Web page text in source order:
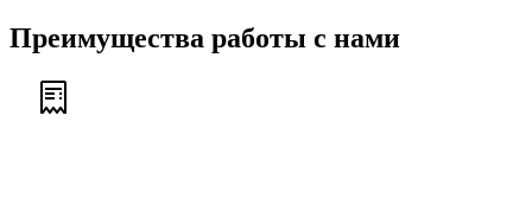
Преимущества работы с нами